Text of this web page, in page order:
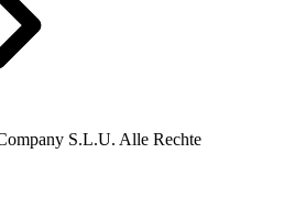
S.L.U. Alle Rechte